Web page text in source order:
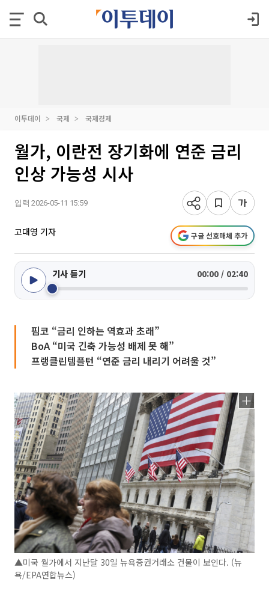
이투데이 국제 국제경제
월가, 이란전 장기화에 연준 금리
인상 가능성 시사
입력 2026-05-11 15:59
고대영 기자 구글 선호매체 추가
기사 듣기 00:00 / 02:40
핌코 “금리 인하는 역효과 초래”
BoA “미국 긴축 가능성 배제 못 해”
프랭클린템플턴 “연준 금리 내리기 어려울 것”
▲미국 월가에서 지난달 30일 뉴욕증권거래소 건물이 보인다. (뉴
욕/EPA연합뉴스)